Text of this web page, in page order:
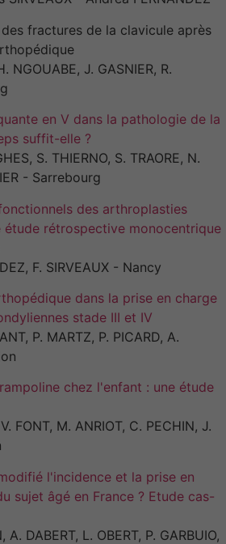
fractures de la clavicule après
NGOUABE, J. GASNIER, R.
en V dans la pathologie de la
suffit-elle ?
S. THIERNO, S. TRAORE, N.
- Sarrebourg
des arthroplasties
rétrospective monocentrique
F. SIRVEAUX - Nancy
dans la prise en charge
stade III et IV
P. MARTZ, P. PICARD, A.
chez l'enfant : une étude
FONT, M. ANRIOT, C. PECHIN, J.
l'incidence et la prise en
sujet âgé en France ? Etude cas-
DABERT, L. OBERT, P. GARBUIO,